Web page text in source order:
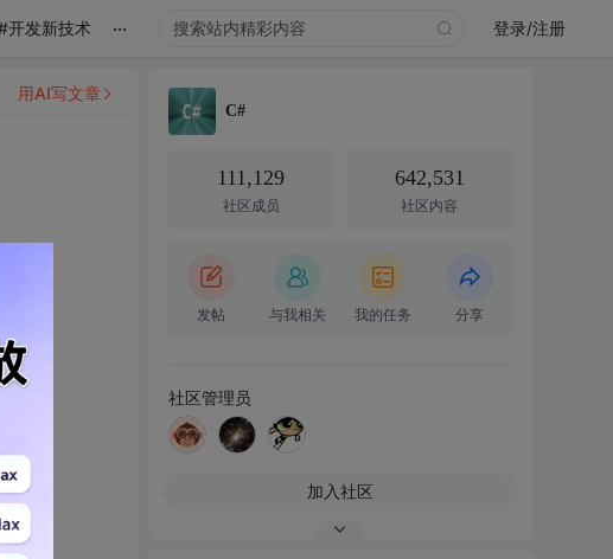
开发新技术 ... 登录/注册
用AI写文章
C#
111,129
社区成员
642,531
社区内容
发帖 与我相关 我的任务 分享
社区管理员
加入社区